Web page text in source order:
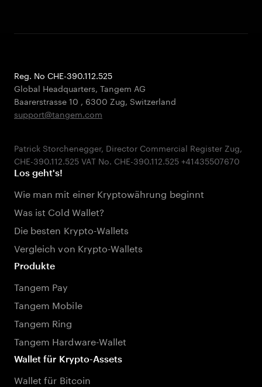
Reg. No CHE-390.112.525
Global Headquarters, Tangem AG
Baarerstrasse 10 , 6300 Zug, Switzerland
support@tangem.com
Patrick Storchenegger, Director Commercial Register Zug,
Los geht's!
Wie man mit einer Kryptowährung beginnt
Was ist Cold Wallet?
Die besten Krypto-Wallets
Vergleich von Krypto-Wallets
Produkte
Tangem Pay
Tangem Mobile
Tangem Ring
Tangem Hardware-Wallet
Wallet für Krypto-Assets
Wallet für Bitcoin